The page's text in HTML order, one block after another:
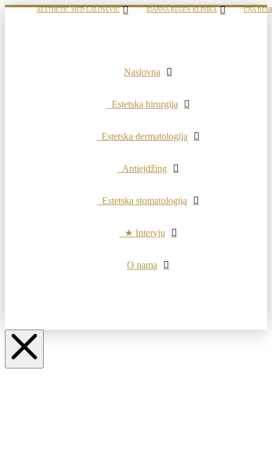
AESTHETIC MED LALOŠEVIĆ IOANNA REGEN KLINIKA UNA
Naslovna
Estetska hirurgija
Estetska dermatologija
Antiejdžing
Estetska stomatologija
★ Intervju
O nama